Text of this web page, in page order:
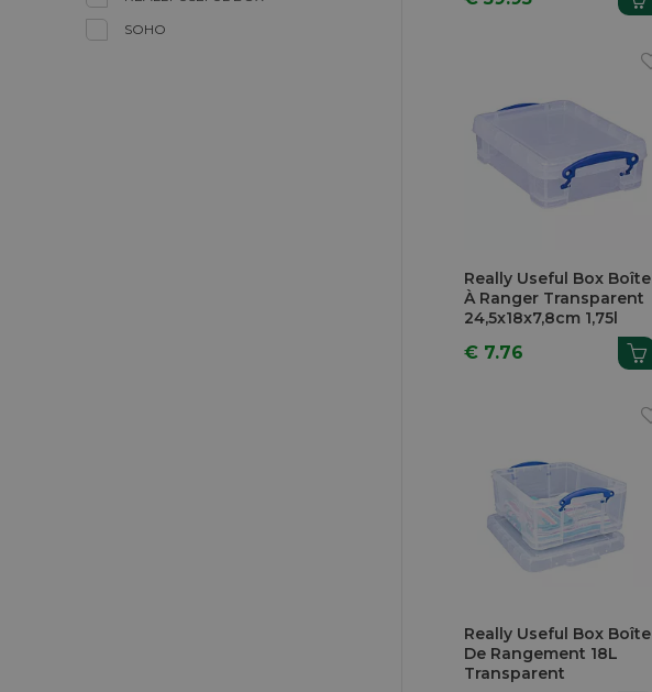
SOHO
Really Useful Box Boîte
À Ranger Transparent
24,5x18x7,8cm 1,75l
€ 7.76
Really Useful Box Boîte
De Rangement 18L
Transparent